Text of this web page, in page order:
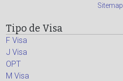
Sitemap
Tipo de Visa
F Visa
J Visa
OPT
M Visa